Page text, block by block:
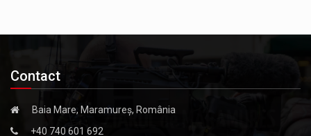
Contact
Baia Mare, Maramureș, România
+40 740 601 692